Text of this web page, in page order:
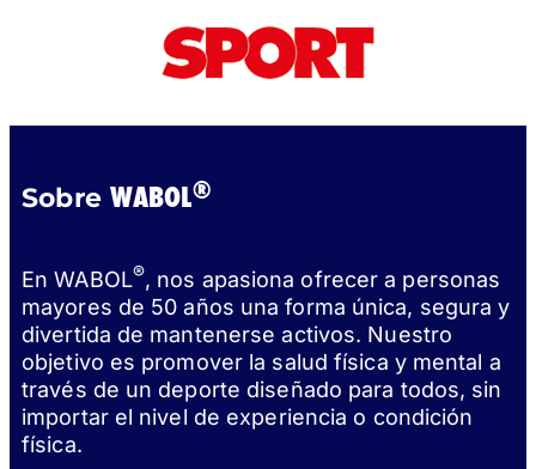
Sobre WABOL®
En WABOL®, nos apasiona ofrecer a personas
mayores de 50 años una forma única, segura y
divertida de mantenerse activos. Nuestro
objetivo es promover la salud física y mental a
través de un deporte diseñado para todos, sin
importar el nivel de experiencia o condición
física.